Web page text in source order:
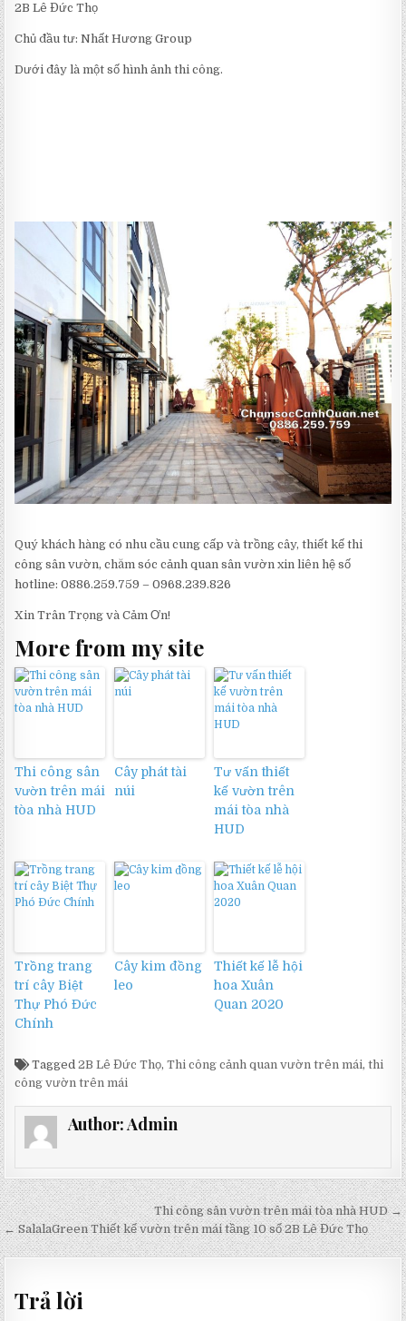
2B Lê Đức Thọ
Chủ đầu tư: Nhất Hương Group
Dưới đây là một số hình ảnh thi công.
Quý khách hàng có nhu cầu cung cấp và trồng cây, thiết kế thi
công sân vườn, chăm sóc cảnh quan sân vườn xin liên hệ số
hotline: 0886.259.759 – 0968.239.826
Xin Trân Trọng và Cảm Ơn!
More from my site
Thi công sân
vườn trên mái
tòa nhà HUD
Cây phát tài
núi
Tư vấn thiết
kế vườn trên
mái tòa nhà
HUD
Trồng trang
trí cây Biệt
Thự Phó Đức
Chính
Cây kim đồng
leo
Thiết kế lễ hội
hoa Xuân
Quan 2020
Tagged2B Lê Đức Thọ,Thi công cảnh quan vườn trên mái,thi
công vườn trên mái
Author:Admin
Điều
hướng
bài
viết
Thi công sân vườn trên mái tòa nhà HUD →
← SalalaGreen Thiết kế vườn trên mái tầng 10 số 2B Lê Đức Thọ
Trả lời